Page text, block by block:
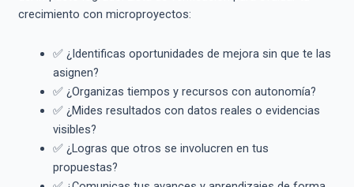
crecimiento con microproyectos:
✅ ¿Identificas oportunidades de mejora sin que te las
asignen?
✅ ¿Organizas tiempos y recursos con autonomía?
✅ ¿Mides resultados con datos reales o evidencias
visibles?
✅ ¿Logras que otros se involucren en tus
propuestas?